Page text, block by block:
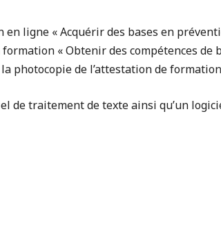
en ligne « Acquérir des bases en
« Obtenir des compétences de
photocopie de l’attestation de
de traitement de texte ainsi qu’un